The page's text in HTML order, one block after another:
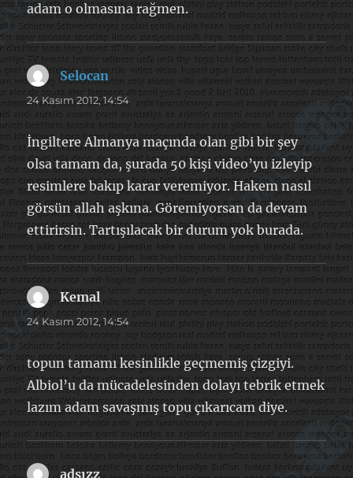
adam o olmasına rağmen.
Selocandedi
ki:
24 Kasım 2012, 14:54
İngiltere Almanya maçında olan gibi bir şey
olsa tamam da, şurada 50 kişi video’yu izleyip
resimlere bakıp karar veremiyor. Hakem nasıl
görsün allah aşkına. Göremiyorsan da devam
ettirirsin. Tartışılacak bir durum yok burada.
Kemal dedi
ki:
24 Kasım 2012, 14:54
topun tamamı kesinlikle geçmemiş çizgiyi.
Albiol’u da mücadelesinden dolayı tebrik etmek
lazım adam savaşmış topu çıkarıcam diye.
adsızzdedi